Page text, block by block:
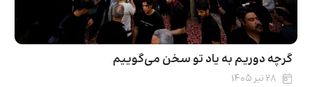
گرچه دوریم به یاد تو سخن می‌گوییم
۲۸ تیر ۱۴۰۵